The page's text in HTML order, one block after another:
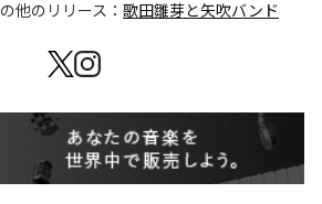
の他のリリース： 歌田雛芽と矢吹バンド